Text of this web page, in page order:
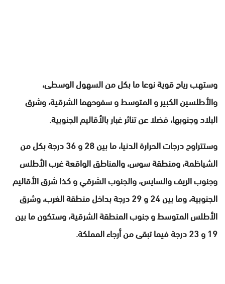
وستهب رياح قوية نوعا ما بكل من السهول الوسطى،
والأطلسين الكبير و المتوسط و سفوحهما الشرقية، وشرق
البلاد وجنوبها، فضلا عن تناثر غبار بالأقاليم الجنوبية.
وستتراوح درجات الحرارة الدنيا، ما بين 28 و 36 درجة بكل من
الشياظمة، ومنطقة سوس، والمناطق الواقعة غرب الأطلس
وجنوب الريف والسايس، والجنوب الشرقي و كذا شرق الأقاليم
الجنوبية، وما بين 24 و 29 درجة بداخل منطقة الغرب، وشرق
الأطلس المتوسط و جنوب المنطقة الشرقية، وستكون ما بين
19 و 23 درجة فيما تبقى من أرجاء المملكة.